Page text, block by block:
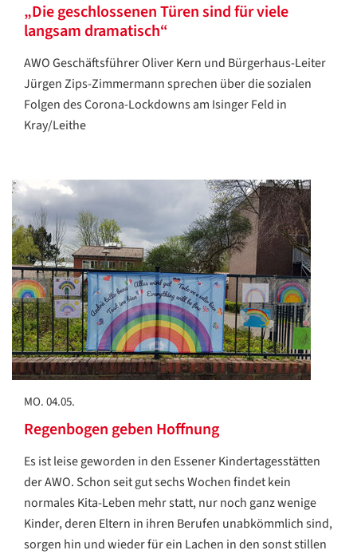
„Die geschlossenen Türen sind für viele
langsam dramatisch“
AWO Geschäftsführer Oliver Kern und Bürgerhaus-Leiter
Jürgen Zips-Zimmermann sprechen über die sozialen
Folgen des Corona-Lockdowns am Isinger Feld in
Kray/Leithe
MO. 04.05.
Regenbogen geben Hoffnung
Es ist leise geworden in den Essener Kindertagesstätten
der AWO. Schon seit gut sechs Wochen findet kein
normales Kita-Leben mehr statt, nur noch ganz wenige
Kinder, deren Eltern in ihren Berufen unabkömmlich sind,
sorgen hin und wieder für ein Lachen in den sonst stillen